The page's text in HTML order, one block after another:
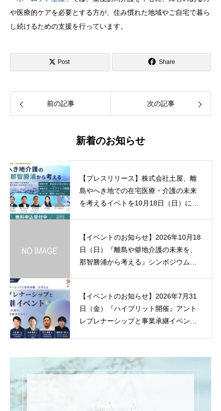
や医療的ケアを必要とする方が、住み慣れた地域やご自宅で暮ら
し続けるための支援を行っています。
Post Share
前の記事 次の記事
新着のお知らせ
【プレスリリース】株式会社土屋、離
島やへき地での在宅医療・介護の未来
を考えるイベトを10月18日（日）に和
【イベントのお知らせ】2026年10月18
日（日）『離島や僻地介護の未来を、
那智勝浦から考える』シンポジウムを
【イベントのお知らせ】2026年7月31
日（金）『ハイブリット開催』アント
レプレナーシップと事業承継イベント